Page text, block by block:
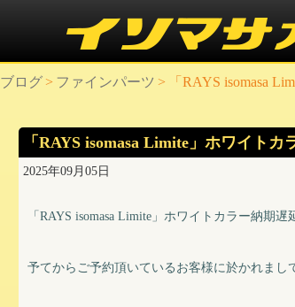
ブログ > ファインパーツ > 「RAYS isomasa
「RAYS isomasa Limite」ホワイト
2025年09月05日
「RAYS isomasa Limite」ホワイトカラー納期遅
予てからご予約頂いているお客様に於かれまし